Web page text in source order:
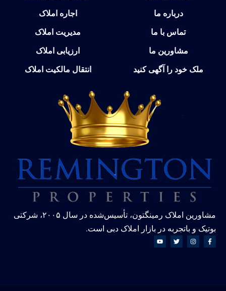
درباره ما
تماس با ما
مشاورین ما
ملک خود را آگهی کنید
اجاره املاک
مدیریت املاک
ارزیابی املاک
انتقال مالکیت املاک
مشاورین املاک رمینگتون، تأسیس‌شده در سال ۲۰۰۵، شرکتی
و باتجربه در بازار املاک دبی است.